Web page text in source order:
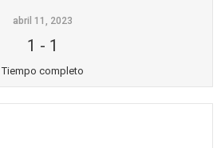
abril 11, 2023
1 - 1
Tiempo completo